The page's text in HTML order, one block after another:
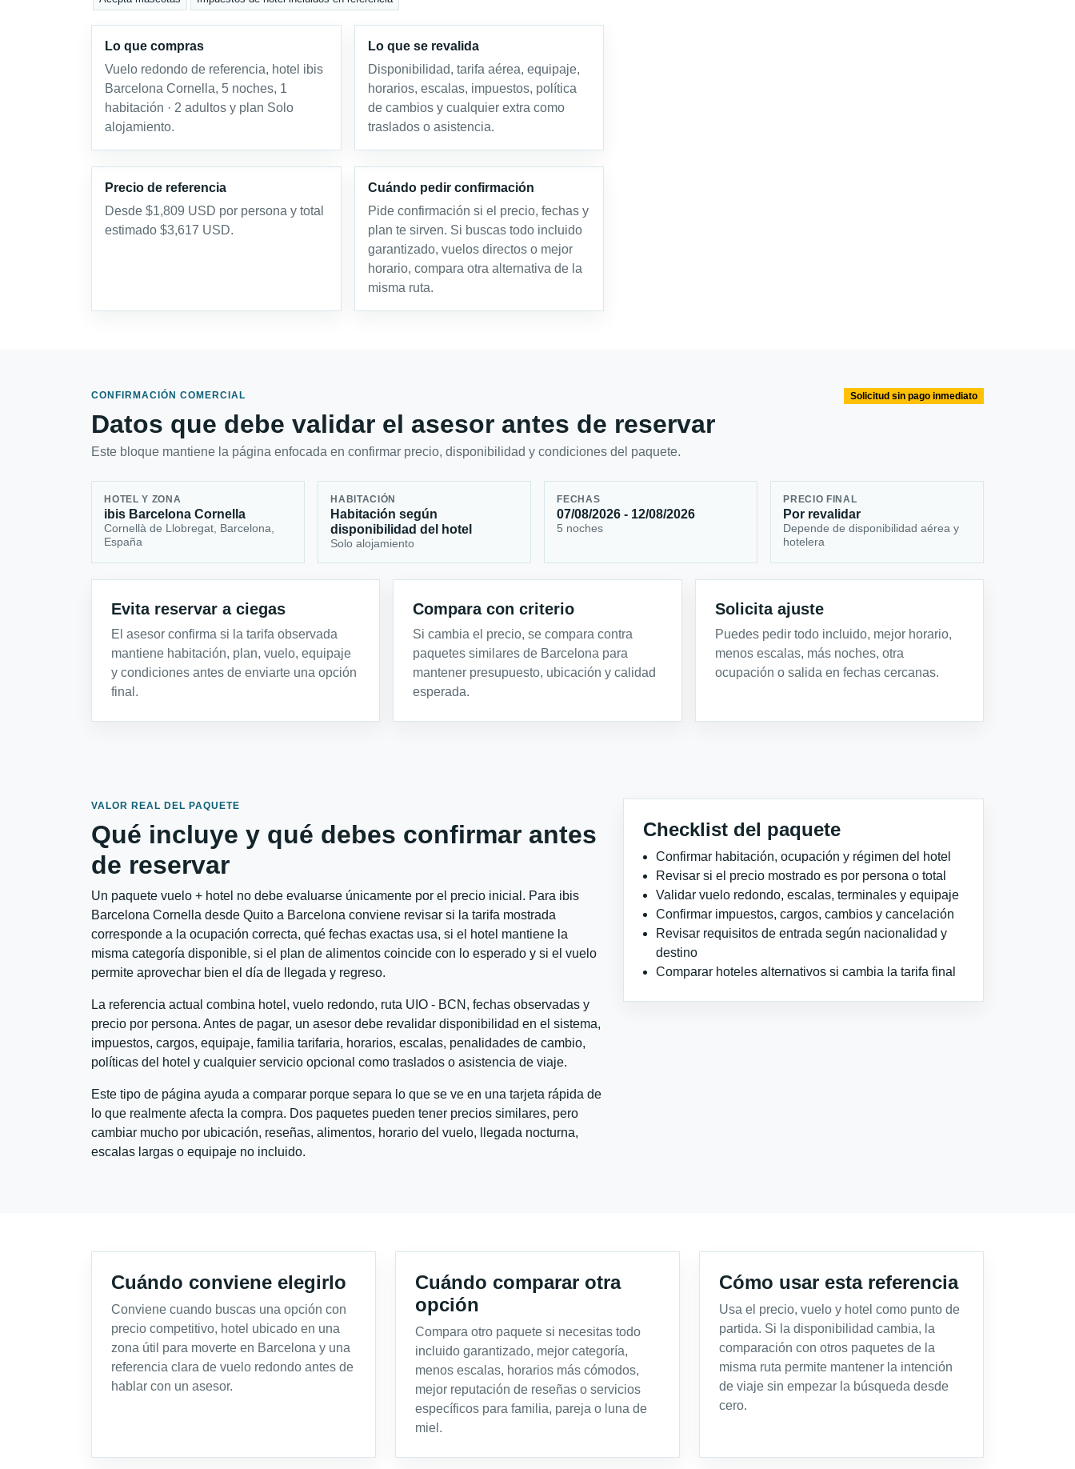
Lo que compras
Vuelo redondo de referencia, hotel ibis
Barcelona Cornella, 5 noches, 1
habitación · 2 adultos y plan Solo
alojamiento.
Lo que se revalida
Disponibilidad, tarifa aérea, equipaje,
horarios, escalas, impuestos, política
de cambios y cualquier extra como
traslados o asistencia.
Precio de referencia
Desde $1,809 USD por persona y total
estimado $3,617 USD.
Cuándo pedir confirmación
Pide confirmación si el precio, fechas y
plan te sirven. Si buscas todo incluido
garantizado, vuelos directos o mejor
horario, compara otra alternativa de la
misma ruta.
CONFIRMACIÓN COMERCIAL
Datos que debe validar el asesor antes de reservar
Este bloque mantiene la página enfocada en confirmar precio, disponibilidad y condiciones del paquete.
Solicitud sin pago inmediato
HOTEL Y ZONA
ibis Barcelona Cornella
Cornellà de Llobregat, Barcelona,
España
HABITACIÓN
Habitación según
disponibilidad del hotel
Solo alojamiento
FECHAS
07/08/2026 - 12/08/2026
5 noches
PRECIO FINAL
Por revalidar
Depende de disponibilidad aérea y
hotelera
Evita reservar a ciegas
El asesor confirma si la tarifa observada
mantiene habitación, plan, vuelo, equipaje
y condiciones antes de enviarte una opción
final.
Compara con criterio
Si cambia el precio, se compara contra
paquetes similares de Barcelona para
mantener presupuesto, ubicación y calidad
esperada.
Solicita ajuste
Puedes pedir todo incluido, mejor horario,
menos escalas, más noches, otra
ocupación o salida en fechas cercanas.
VALOR REAL DEL PAQUETE
Qué incluye y qué debes confirmar antes
de reservar
Un paquete vuelo + hotel no debe evaluarse únicamente por el precio inicial. Para ibis
Barcelona Cornella desde Quito a Barcelona conviene revisar si la tarifa mostrada
corresponde a la ocupación correcta, qué fechas exactas usa, si el hotel mantiene la
misma categoría disponible, si el plan de alimentos coincide con lo esperado y si el vuelo
permite aprovechar bien el día de llegada y regreso.
La referencia actual combina hotel, vuelo redondo, ruta UIO - BCN, fechas observadas y
precio por persona. Antes de pagar, un asesor debe revalidar disponibilidad en el sistema,
impuestos, cargos, equipaje, familia tarifaria, horarios, escalas, penalidades de cambio,
políticas del hotel y cualquier servicio opcional como traslados o asistencia de viaje.
Este tipo de página ayuda a comparar porque separa lo que se ve en una tarjeta rápida de
lo que realmente afecta la compra. Dos paquetes pueden tener precios similares, pero
cambiar mucho por ubicación, reseñas, alimentos, horario del vuelo, llegada nocturna,
escalas largas o equipaje no incluido.
Checklist del paquete
Confirmar habitación, ocupación y régimen del hotel
Revisar si el precio mostrado es por persona o total
Validar vuelo redondo, escalas, terminales y equipaje
Confirmar impuestos, cargos, cambios y cancelación
Revisar requisitos de entrada según nacionalidad y
destino
Comparar hoteles alternativos si cambia la tarifa final
Cuándo conviene elegirlo
Conviene cuando buscas una opción con
precio competitivo, hotel ubicado en una
zona útil para moverte en Barcelona y una
referencia clara de vuelo redondo antes de
hablar con un asesor.
Cuándo comparar otra
opción
Compara otro paquete si necesitas todo
incluido garantizado, mejor categoría,
menos escalas, horarios más cómodos,
mejor reputación de reseñas o servicios
específicos para familia, pareja o luna de
miel.
Cómo usar esta referencia
Usa el precio, vuelo y hotel como punto de
partida. Si la disponibilidad cambia, la
comparación con otros paquetes de la
misma ruta permite mantener la intención
de viaje sin empezar la búsqueda desde
cero.